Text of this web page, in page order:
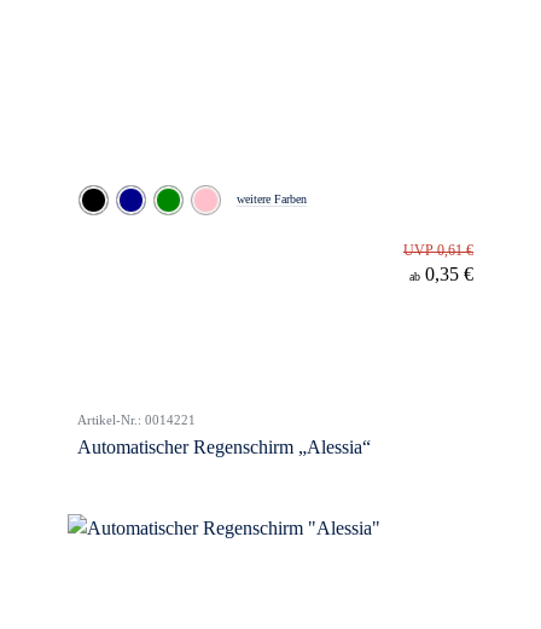
weitere Farben
UVP 0,61 €
ab 0,35 €
Artikel-Nr.: 0014221
Automatischer Regenschirm „Alessia“